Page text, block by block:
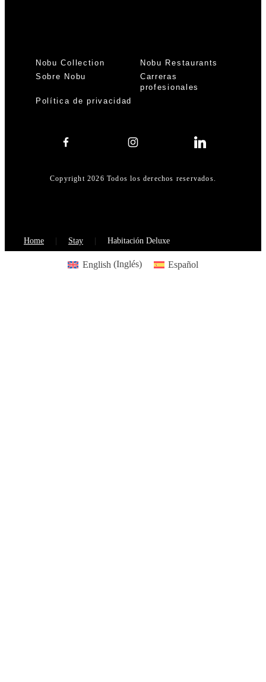
Nobu Collection
Nobu Restaurants
Sobre Nobu
Carreras
profesionales
Política de privacidad
Copyright 2026 Todos los derechos reservados.
Home Stay Habitación Deluxe
English (Inglés) Español